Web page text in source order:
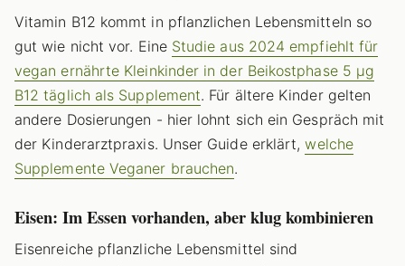
Vitamin B12 kommt in pflanzlichen Lebensmitteln so
gut wie nicht vor. Eine Studie aus 2024 empfiehlt für
vegan ernährte Kleinkinder in der Beikostphase 5 µg
B12 täglich als Supplement. Für ältere Kinder gelten
andere Dosierungen - hier lohnt sich ein Gespräch mit
der Kinderarztpraxis. Unser Guide erklärt,welche
Supplemente Veganer brauchen.
Eisen: Im Essen vorhanden, aber klug kombinieren
Eisenreiche pflanzliche Lebensmittel sind